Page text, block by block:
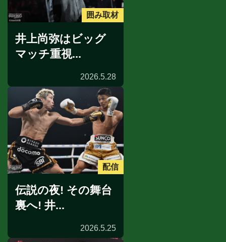
囲み取材
井上尚弥はビッグ
マッチ重視...
2026.5.28
配信
伝説の夜! その舞台
裏へ! 井...
2026.5.25